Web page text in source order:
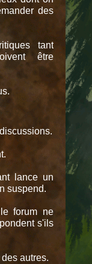
des
tant
être
lance un
suspend.
forum ne
s'ils
autres.